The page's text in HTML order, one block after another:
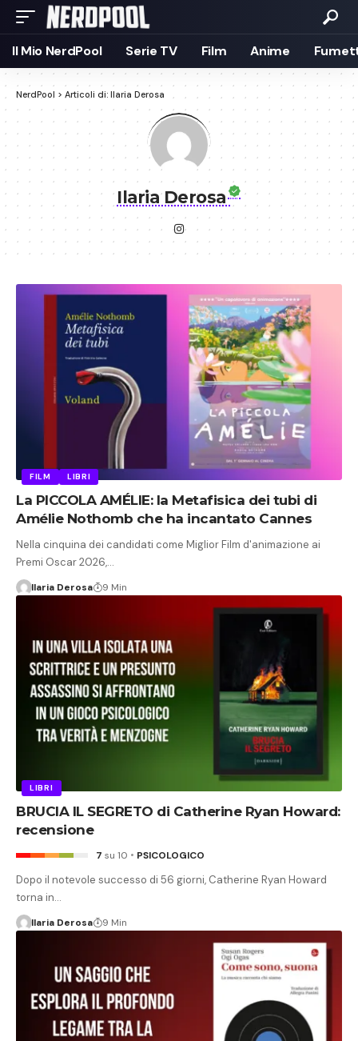
Il Mio NerdPool Serie TV Film Anime
NerdPool > Articoli di: Ilaria Derosa
Ilaria Derosa
FILM LIBRI
La PICCOLA AMÉLIE: la Metafisica dei tubi di
Amélie Nothomb che ha incantato Cannes
Nella cinquina dei candidati come Miglior Film d'animazione ai
Premi Oscar 2026,…
Ilaria Derosa 9 Min
LIBRI
BRUCIA IL SEGRETO di Catherine Ryan Howard:
recensione
7 su 10 PSICOLOGICO
Dopo il notevole successo di 56 giorni, Catherine Ryan Howard
torna in…
Ilaria Derosa 9 Min